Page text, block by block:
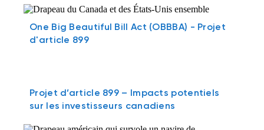
One Big Beautiful Bill Act (OBBBA) - Projet
d'article 899
Projet d’article 899 – Impacts potentiels
sur les investisseurs canadiens